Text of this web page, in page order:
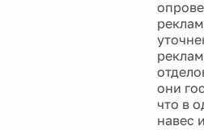
они
что в
навес